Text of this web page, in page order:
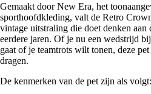
Gemaakt door New Era, het
sporthoofdkleding, valt de Retro
vintage uitstraling die doet denken aan
eerdere jaren. Of je nu een wedstrijd
gaat of je teamtrots wilt tonen, deze
dragen.
De kenmerken van de pet zijn als volgt: